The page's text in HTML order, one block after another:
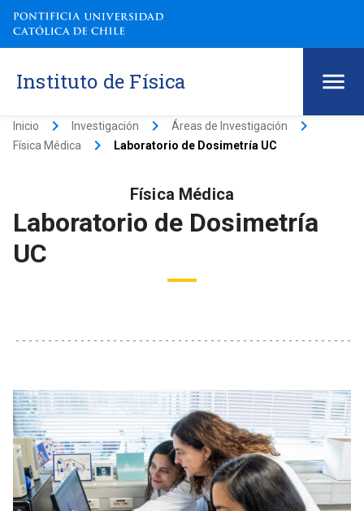
Instituto de Física
Inicio keyboard_arrow_right Investigación keyboard_arrow_right Áreas de Investigación keyboard_arrow_right
Física Médica keyboard_arrow_right Laboratorio de Dosimetría UC
Física Médica
Laboratorio de Dosimetría
UC